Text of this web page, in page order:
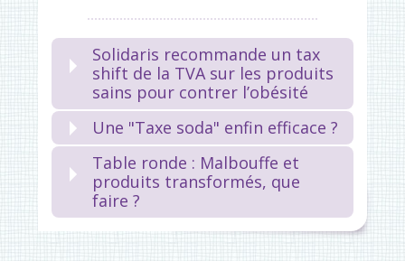
Solidaris recommande un tax
shift de la TVA sur les produits
sains pour contrer l’obésité
Une "Taxe soda" enfin efficace ?
Table ronde : Malbouffe et
produits transformés, que
faire ?